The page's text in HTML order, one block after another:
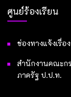
ศูนย์ร้องเรียน
ช่องทางแจ้งเรื่
สำนักงานคณะก
ภาครัฐ ป.ป.ท.